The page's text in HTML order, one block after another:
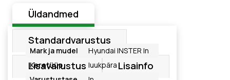
Üldandmed
Standardvarustus
Lisavarustus Lisainfo
Mark ja mudel
Hyundai INSTER In
Keretüüp
luukpära